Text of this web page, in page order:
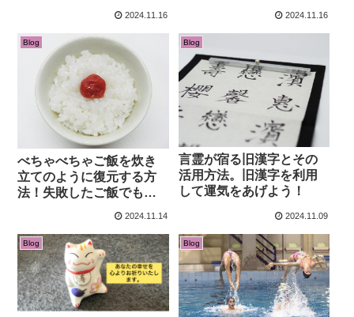
2024.11.16 2024.11.16
Blog
べちゃべちゃご飯を炊き
立てのように復元する方
法！失敗したご飯でも大
2024.11.14
Blog
言霊が宿る旧漢字とその
活用方法。旧漢字を利用
して運気をあげよう！
2024.11.09
Blog Blog